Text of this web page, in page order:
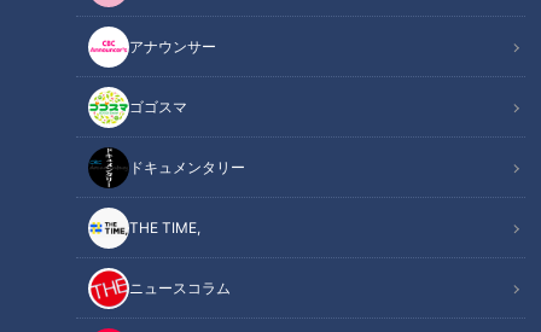
アナウンサー
ゴゴスマ
ドキュメンタリー
THE TIME,
ニュースコラム
記事に戻る
この記事を見たあなたへのおすすめ